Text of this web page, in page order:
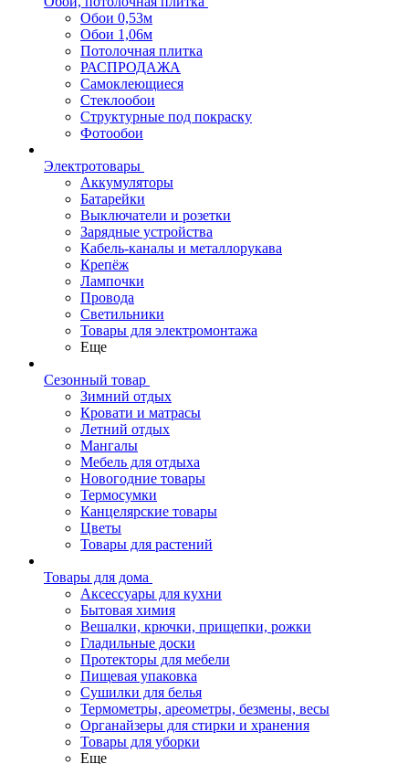
Обои 0,53м
Обои 1,06м
Потолочная плитка
РАСПРОДАЖА
Самоклеющиеся
Стеклообои
Структурные под покраску
Фотообои
Электротовары
Аккумуляторы
Батарейки
Выключатели и розетки
Зарядные устройства
Кабель-каналы и металлорукава
Крепёж
Лампочки
Провода
Светильники
Товары для электромонтажа
Еще
Сезонный товар
Зимний отдых
Кровати и матрасы
Летний отдых
Мангалы
Мебель для отдыха
Новогодние товары
Термосумки
Канцелярские товары
Цветы
Товары для растений
Товары для дома
Аксессуары для кухни
Бытовая химия
Вешалки, крючки, прищепки, рожки
Гладильные доски
Протекторы для мебели
Пищевая упаковка
Сушилки для белья
Термометры, ареометры, безмены, весы
Органайзеры для стирки и хранения
Товары для уборки
Еще